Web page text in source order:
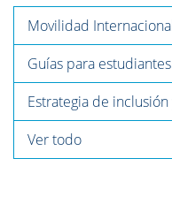
Movilidad
Guías para
Estrategia de
Ver todo